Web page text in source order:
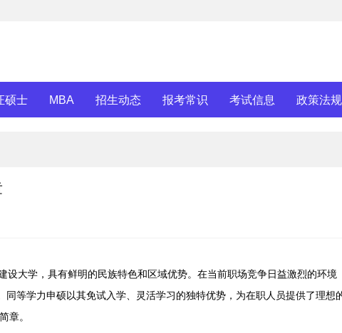
硕士 MBA 招生动态 报考常识 考试信息 政策法规
大学，具有鲜明的民族特色和区域优势。在当前职场竞争日益激烈的环境
等学力申硕以其免试入学、灵活学习的独特优势，为在职人员提供了理想
章。